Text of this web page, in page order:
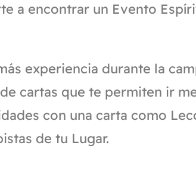
a encontrar un Evento
experiencia durante la
cartas que te permiten ir
con una carta como
de tu Lugar.